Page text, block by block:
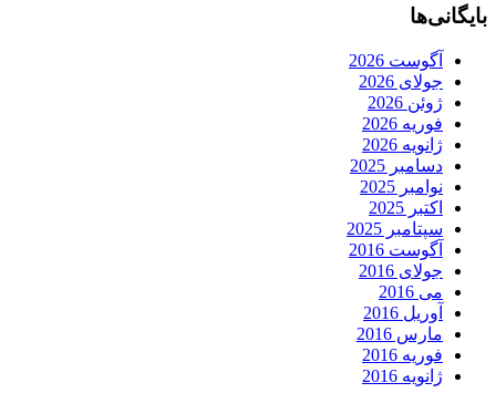
بایگانی‌ها
آگوست 2026
جولای 2026
ژوئن 2026
فوریه 2026
ژانویه 2026
دسامبر 2025
نوامبر 2025
اکتبر 2025
سپتامبر 2025
آگوست 2016
جولای 2016
می 2016
آوریل 2016
مارس 2016
فوریه 2016
ژانویه 2016